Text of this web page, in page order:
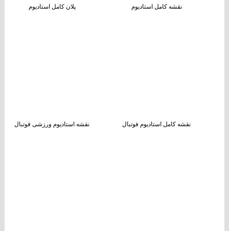
پلان کامل استادیوم نقشه کامل استادیوم
نقشه استادیوم ورزشی فوتبال نقشه کامل استادیوم فوتبال